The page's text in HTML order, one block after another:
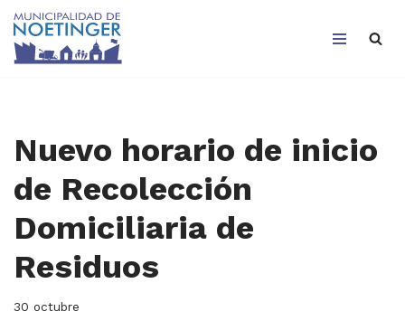
Saltar
Nuevo horario de inicio
de Recolección
Domiciliaria de
Residuos
30 octubre